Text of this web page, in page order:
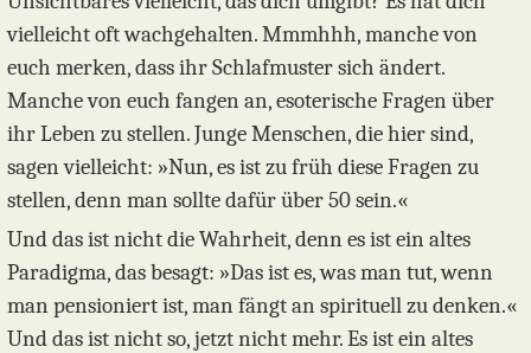
vielleicht oft wachgehalten. Mmmhhh, manche von
euch merken, dass ihr Schlafmuster sich ändert.
Manche von euch fangen an, esoterische Fragen über
ihr Leben zu stellen. Junge Menschen, die hier sind,
sagen vielleicht: »Nun, es ist zu früh diese Fragen zu
stellen, denn man sollte dafür über 50 sein.«
Und das ist nicht die Wahrheit, denn es ist ein altes
Paradigma, das besagt: »Das ist es, was man tut, wenn
man pensioniert ist, man fängt an spirituell zu denken.«
Und das ist nicht so, jetzt nicht mehr. Es ist ein altes